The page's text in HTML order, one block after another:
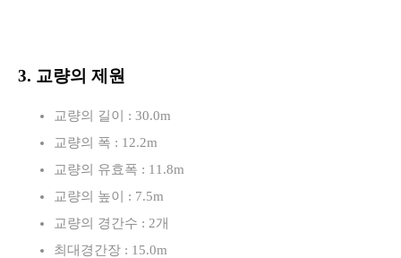
3. 교량의 제원
교량의 길이 : 30.0m
교량의 폭 : 12.2m
교량의 유효폭 : 11.8m
교량의 높이 : 7.5m
교량의 경간수 : 2개
최대경간장 : 15.0m